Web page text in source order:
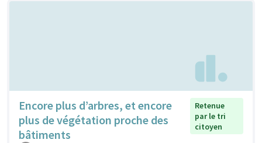
Encore plus d’arbres, et encore
plus de végétation proche des
bâtiments
Retenue
par le tri
citoyen